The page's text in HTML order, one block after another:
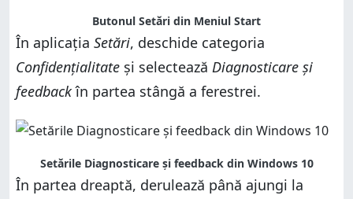
Butonul Setări din Meniul Start
În aplicația Setări, deschide categoria
Confidențialitate și selectează Diagnosticare și
feedbackîn partea stângă a ferestrei.
Setările Diagnosticare și feedback din Windows 10
În partea dreaptă, derulează până ajungi la